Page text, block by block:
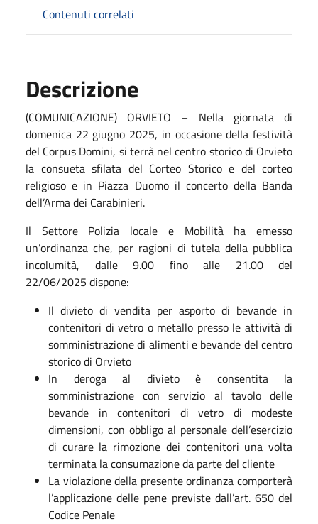
Contenuti correlati
Descrizione
(COMUNICAZIONE) ORVIETO – Nella giornata di
domenica 22 giugno 2025, in occasione della festività
del Corpus Domini, si terrà nel centro storico di Orvieto
la consueta sfilata del Corteo Storico e del corteo
religioso e in Piazza Duomo il concerto della Banda
dell’Arma dei Carabinieri.
Il Settore Polizia locale e Mobilità ha emesso
un’ordinanza che, per ragioni di tutela della pubblica
incolumità, dalle 9.00 fino alle 21.00 del
22/06/2025 dispone:
Il divieto di vendita per asporto di bevande in
contenitori di vetro o metallo presso le attività di
somministrazione di alimenti e bevande del centro
storico di Orvieto
In deroga al divieto è consentita la
somministrazione con servizio al tavolo delle
bevande in contenitori di vetro di modeste
dimensioni, con obbligo al personale dell’esercizio
di curare la rimozione dei contenitori una volta
terminata la consumazione da parte del cliente
La violazione della presente ordinanza comporterà
l’applicazione delle pene previste dall’art. 650 del
Codice Penale